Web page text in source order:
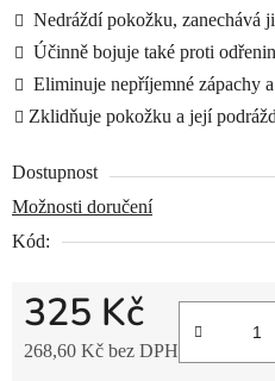
Nedráždí pokožku, zanechává
Účinně bojuje také proti
Eliminuje nepříjemné zápachy
Zklidňuje pokožku a její
Dostupnost
Možnosti doručení
Kód:
325 Kč
268,60 Kč bez DPH